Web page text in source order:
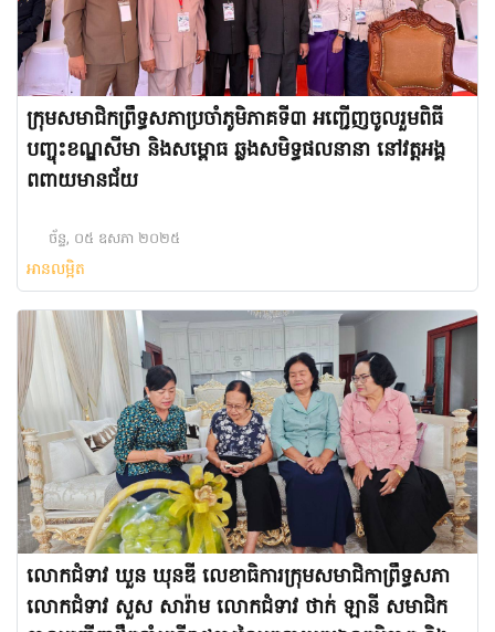
ក្រុមសមាជិកព្រឹទ្ធសភាប្រចាំភូមិភាគទី៣ អញ្ជើញចូលរួមពិធី
បញ្ចុះខណ្ឌសីមា និងសម្ពោធ ឆ្លងសមិទ្ធផលនានា នៅវត្តអង្គ
ពពាយមានជ័យ
ច័ន្ទ, ០៥ ឧសភា ២០២៥
អានលម្អិត
លោកជំទាវ ឃួន​ ឃុនឌី​ លេខាធិការក្រុមសមាជិកាព្រឹទ្ធសភា
លោកជំទាវ​ សួស​ សារ៉ាម​ លោកជំទាវ​ ថាក់​ ឡានី​ សមាជិក​